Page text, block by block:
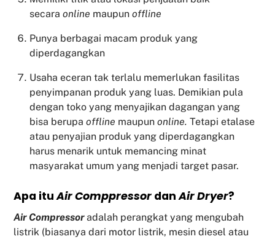
secara online maupun offline
Punya berbagai macam produk yang
diperdagangkan
Usaha eceran tak terlalu memerlukan fasilitas
penyimpanan produk yang luas. Demikian pula
dengan toko yang menyajikan dagangan yang
bisa berupa offline maupun online. Tetapi etalase
atau penyajian produk yang diperdagangkan
harus menarik untuk memancing minat
masyarakat umum yang menjadi target pasar.
Apa ituAir Comppressor danAir Dryer?
Air Compressoradalah perangkat yang mengubah
listrik (biasanya dari motor listrik, mesin diesel atau